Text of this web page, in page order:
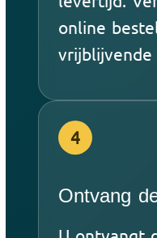
online
4
Ontvang